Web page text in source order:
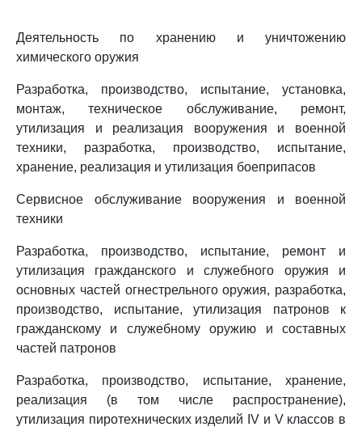
Деятельность по хранению и уничтожению
химического оружия
Разработка, производство, испытание, установка,
монтаж, техническое обслуживание, ремонт,
утилизация и реализация вооружения и военной
техники, разработка, производство, испытание,
хранение, реализация и утилизация боеприпасов
Сервисное обслуживание вооружения и военной
техники
Разработка, производство, испытание, ремонт и
утилизация гражданского и служебного оружия и
основных частей огнестрельного оружия, разработка,
производство, испытание, утилизация патронов к
гражданскому и служебному оружию и составных
частей патронов
Разработка, производство, испытание, хранение,
реализация (в том числе распространение),
утилизация пиротехнических изделий IV и V классов в